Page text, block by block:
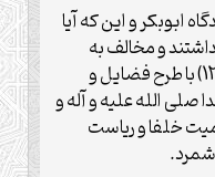
ابوبکر و این که آیا
و مخالف به
شمار می آیند، جزء امت نیستند؟(12) با طرح فضایل و
صلی الله علیه و آله و
خلفا و ریاست
شمرد.